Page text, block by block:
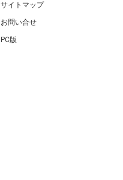
サイトマップ
お問い合せ
PC版